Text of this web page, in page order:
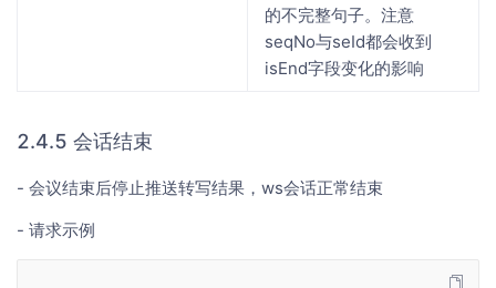
的不完整句子。注意
seqNo与seId都会收到
isEnd字段变化的影响
2.4.5 会话结束
- 会议结束后停止推送转写结果，ws会话正常结束
- 请求示例